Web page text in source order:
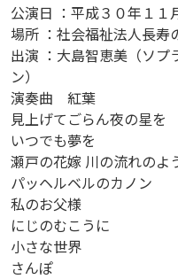
公演日 ：平成３０年１１
場所 ：社会福祉法人長
出演 ：大島智恵美（ソプ
ン）
演奏曲 紅葉
見上げてごらん夜の星を
いつでも夢を
瀬戸の花嫁 川の流れのよ
パッヘルベルのカノン
私のお父様
にじのむこうに
小さな世界
さんぽ